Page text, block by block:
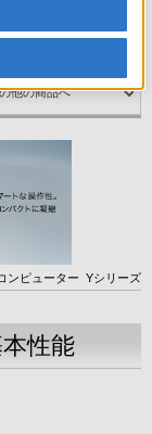
ンピューター Yシリーズ
性能